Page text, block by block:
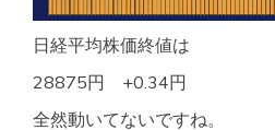
日経平均株価終値は
28875円 +0.34円
全然動いてないですね。